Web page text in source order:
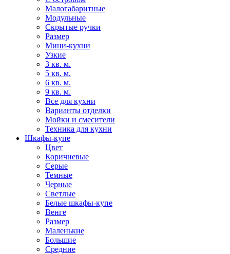
Малогабаритные
Модульные
Скрытые ручки
Размер
Мини-кухни
Узкие
3 кв. м.
5 кв. м.
6 кв. м.
9 кв. м.
Все для кухни
Варианты отделки
Мойки и смесители
Техника для кухни
Шкафы-купе
Цвет
Коричневые
Серые
Темные
Черные
Светлые
Белые шкафы-купе
Венге
Размер
Маленькие
Большие
Средние